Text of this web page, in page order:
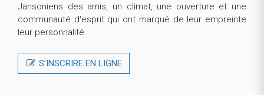
Jansoniens des amis, un climat, une ouverture et une
communauté d'esprit qui ont marqué de leur empreinte
leur personnalité.
S’INSCRIRE EN LIGNE